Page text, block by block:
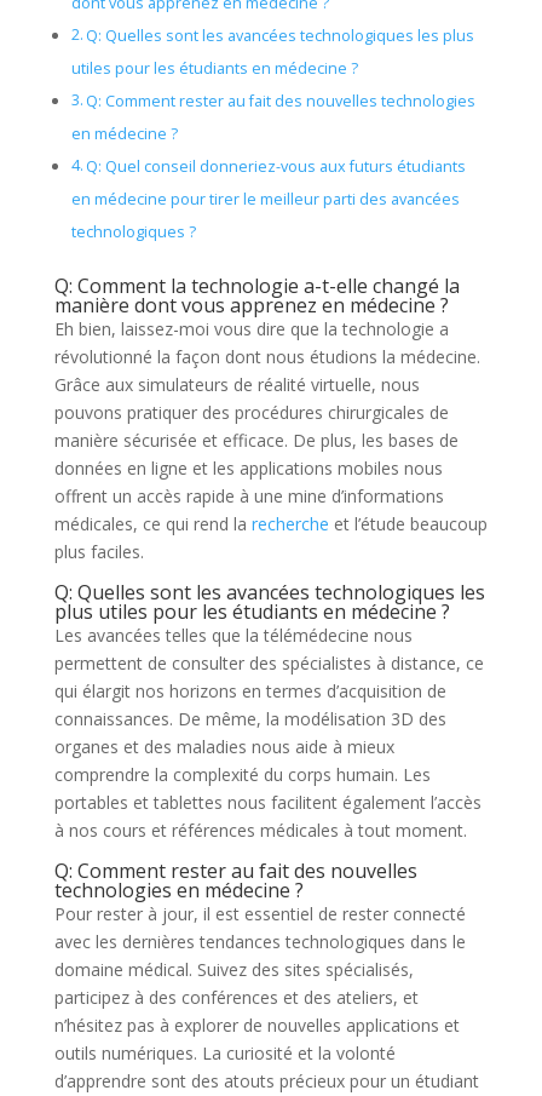
Q: Quelles sont les avancées technologiques les plus
utiles pour les étudiants en médecine ?
Q: Comment rester au fait des nouvelles technologies
en médecine ?
Q: Quel conseil donneriez-vous aux futurs étudiants
en médecine pour tirer le meilleur parti des avancées
technologiques ?
Q: Comment la technologie a-t-elle changé la
manière dont vous apprenez en médecine ?
Eh bien, laissez-moi vous dire que la technologie a
révolutionné la façon dont nous étudions la médecine.
Grâce aux simulateurs de réalité virtuelle, nous
pouvons pratiquer des procédures chirurgicales de
manière sécurisée et efficace. De plus, les bases de
données en ligne et les applications mobiles nous
offrent un accès rapide à une mine d’informations
médicales, ce qui rend la recherche et l’étude beaucoup
plus faciles.
Q: Quelles sont les avancées technologiques les
plus utiles pour les étudiants en médecine ?
Les avancées telles que la télémédecine nous
permettent de consulter des spécialistes à distance, ce
qui élargit nos horizons en termes d’acquisition de
connaissances. De même, la modélisation 3D des
organes et des maladies nous aide à mieux
comprendre la complexité du corps humain. Les
portables et tablettes nous facilitent également l’accès
à nos cours et références médicales à tout moment.
Q: Comment rester au fait des nouvelles
technologies en médecine ?
Pour rester à jour, il est essentiel de rester connecté
avec les dernières tendances technologiques dans le
domaine médical. Suivez des sites spécialisés,
participez à des conférences et des ateliers, et
n’hésitez pas à explorer de nouvelles applications et
outils numériques. La curiosité et la volonté
d’apprendre sont des atouts précieux pour un étudiant